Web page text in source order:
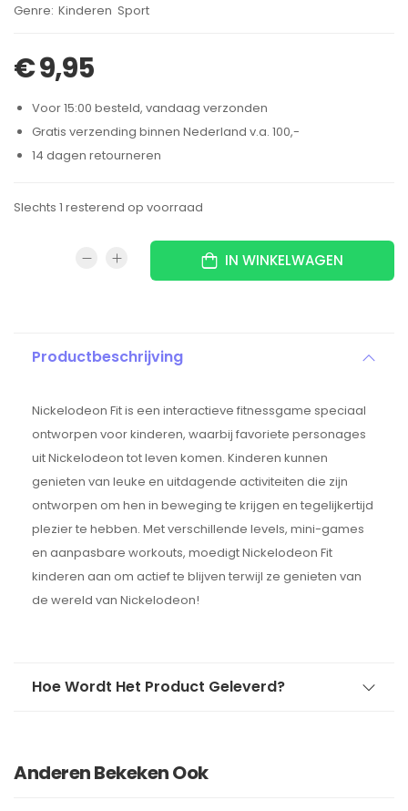
Brand:
Kinderen ,
Sport
€9,95
Voor 15:00 besteld, vandaag verzonden
Gratis verzending binnen Nederland v.a. 100,-
14 dagen retourneren
Slechts 1 resterend op voorraad
IN WINKELWAGEN
Productbeschrijving
Nickelodeon Fit is een interactieve fitnessgame speciaal
ontworpen voor kinderen, waarbij favoriete personages
uit Nickelodeon tot leven komen. Kinderen kunnen
genieten van leuke en uitdagende activiteiten die zijn
ontworpen om hen in beweging te krijgen en tegelijkertijd
plezier te hebben. Met verschillende levels, mini-games
en aanpasbare workouts, moedigt Nickelodeon Fit
kinderen aan om actief te blijven terwijl ze genieten van
de wereld van Nickelodeon!
Hoe Wordt Het Product Geleverd?
Anderen Bekeken Ook